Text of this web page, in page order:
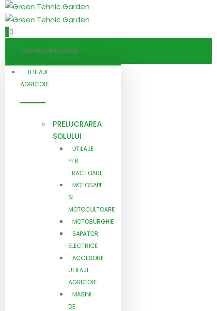
00
CATALOG PRODUSE
UTILAJE
AGRICOLE
PRELUCRAREA
SOLULUI
UTILAJE
PTR
TRACTOARE
MOTOSAPE
SI
MOTOCULTOARE
MOTOBURGHIE
SAPATORI
ELECTRICE
ACCESORII
UTILAJE
AGRICOLE
MASINI
DE